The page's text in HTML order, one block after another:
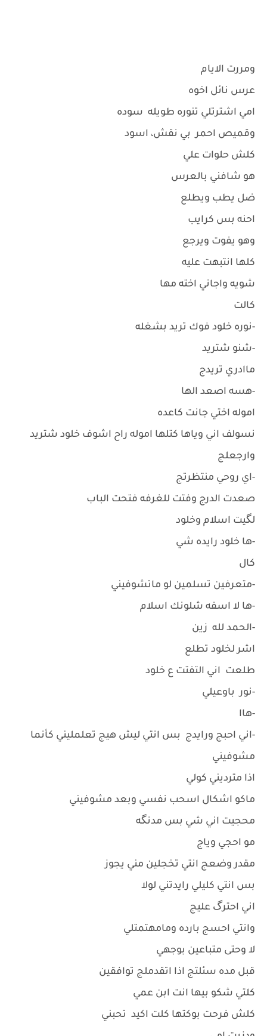
ومررت الايام
عرس نائل اخوه
امي اشترتلي تنوره طويله سوده
وقميص احمر بي نقش، اسود
كلش حلوات علي
هو شافني بالعرس
ضل يطب ويطلع
احنه بس كرايب
وهو يفوت ويرجع
كلها انتبهت عليه
شويه واجاني اخته مها
كالت
-نوره خلود فوك تريد بشغله
-شنو شتريد
ماادري تريدج
-هسه اصعد الها
اموله اختي جانت كاعده
نسولف اني وياها كتلها اموله راح اشوف خلود شتريد
وارجعلج
-اي روحي منتظرتج
صعدت الدرج وفتت للغرفه فتحت الباب
لگيت اسلام وخلود
-ها خلود رايده شي
كال
-متعرفين تسلمين لو ماتشوفيني
-ها لا اسفه شلونك اسلام
-الحمد لله زين
اشر لخلود تطلع
طلعت اني التفتت ع خلود
-نور باوعيلي
-هاا
-اني احبج ورايدج بس انتي ليش هيج تعلمليني كأنما
مشوفيني
اذا مترديني كولي
ماكو اشكال اسحب نفسي وبعد مشوفيني
محجيت اني شي بس مدنگه
مو احجي وياج
مقدر وضعج انتي تخجلين مني يجوز
بس انتي كليلي رايدتني لولا
اني احترگ عليج
وانتي احسج بارده ومامهتمتلي
لا وحتى متباعين بوجهي
قبل مده سئلتج اذا اتقدملج توافقين
كلتي شكو بيها انت ابن عمي
كلش فرحت بوكتها كلت اكيد تحبني